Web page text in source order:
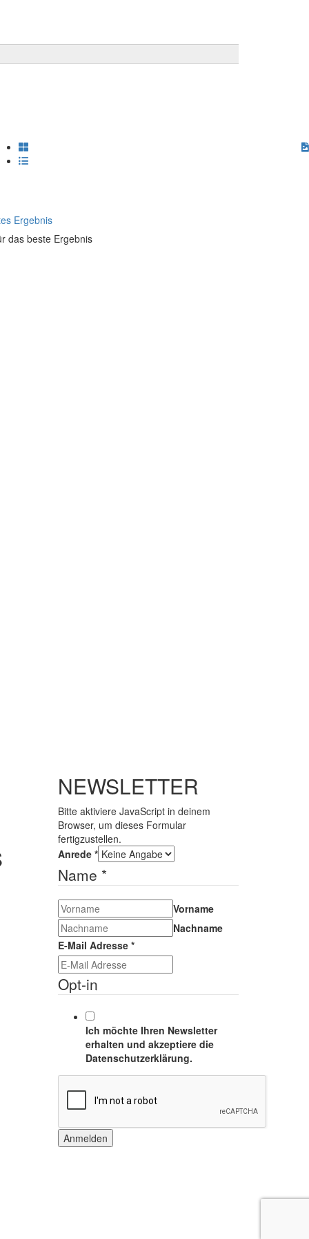
Ergebnis
das beste Ergebnis
NEWSLETTER
Bitte aktiviere JavaScript in deinem
Browser, um dieses Formular
fertigzustellen.
Anrede *
Name *
Vorname
Nachname
E-Mail Adresse *
Opt-in
Ich möchte Ihren Newsletter
erhalten und akzeptiere die
Datenschutzerklärung.
Anmelden